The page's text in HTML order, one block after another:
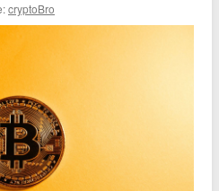
cryptoBro